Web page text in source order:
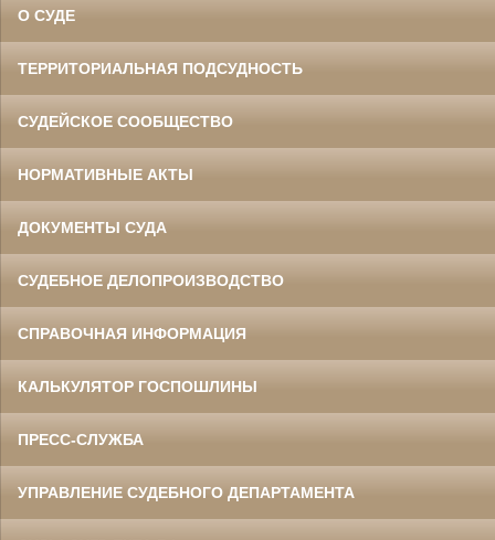
О СУДЕ
ТЕРРИТОРИАЛЬНАЯ ПОДСУДНОСТЬ
СУДЕЙСКОЕ СООБЩЕСТВО
НОРМАТИВНЫЕ АКТЫ
ДОКУМЕНТЫ СУДА
СУДЕБНОЕ ДЕЛОПРОИЗВОДСТВО
СПРАВОЧНАЯ ИНФОРМАЦИЯ
КАЛЬКУЛЯТОР ГОСПОШЛИНЫ
ПРЕСС-СЛУЖБА
УПРАВЛЕНИЕ СУДЕБНОГО ДЕПАРТАМЕНТА